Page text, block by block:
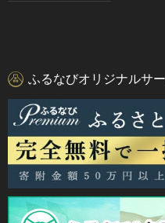
ふるなびオリジナルサ